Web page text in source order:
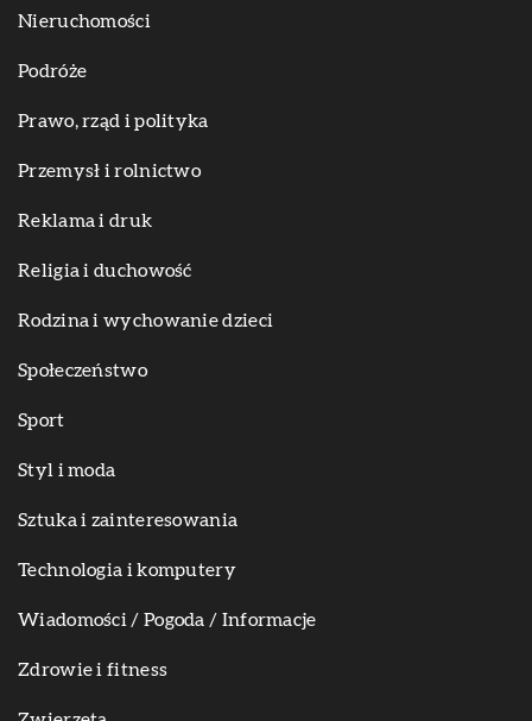
Nieruchomości
Podróże
Prawo, rząd i polityka
Przemysł i rolnictwo
Reklama i druk
Religia i duchowość
Rodzina i wychowanie dzieci
Społeczeństwo
Sport
Styl i moda
Sztuka i zainteresowania
Technologia i komputery
Wiadomości / Pogoda / Informacje
Zdrowie i fitness